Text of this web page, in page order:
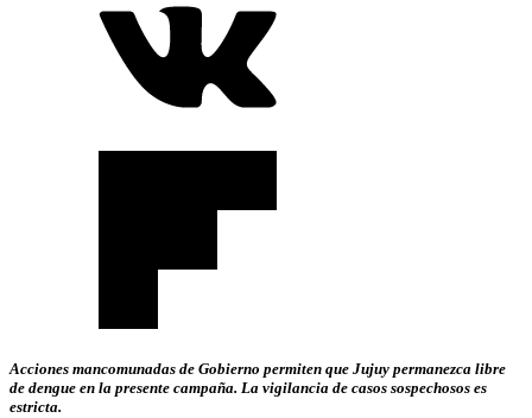
Acciones mancomunadas de Gobierno permiten que Jujuy permanezca libre
de dengue en la presente campaña. La vigilancia de casos sospechosos es
estricta.